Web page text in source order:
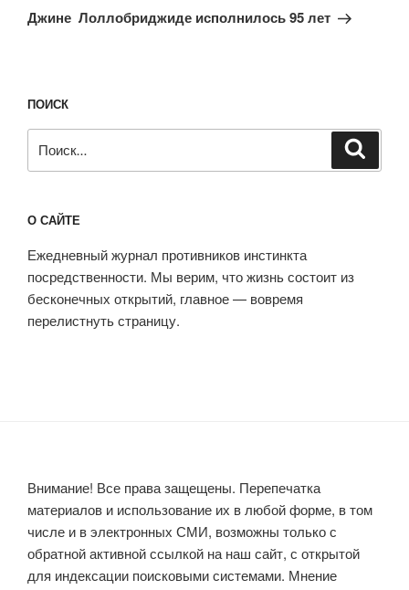
запись
Джине Лоллобриджиде исполнилось 95 лет
ПОИСК
О САЙТЕ
Ежедневный журнал противников инстинкта
посредственности. Мы верим, что жизнь состоит из
бесконечных открытий, главное — вовремя
перелистнуть страницу.
Внимание! Все права защещены. Перепечатка
материалов и использование их в любой форме, в том
числе и в электронных СМИ, возможны только с
обратной активной ссылкой на наш сайт, с открытой
для индексации поисковыми системами. Мнение